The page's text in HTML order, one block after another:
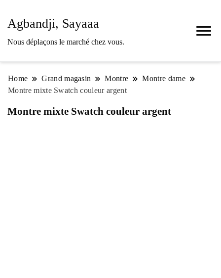
Agbandji, Sayaaa
Nous déplaçons le marché chez vous.
Home Grand magasin Montre
Montre dame
Montre mixte Swatch couleur argent
Montre mixte Swatch couleur argent